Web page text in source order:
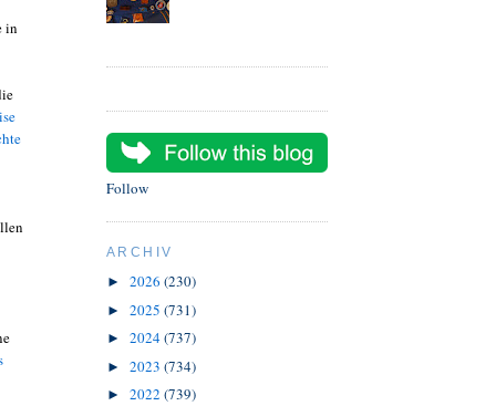
in
Follow
ARCHIV
► 2026 (230)
► 2025 (731)
► 2024(737)
► 2023 (734)
► 2022 (739)